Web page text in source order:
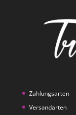
Zahlungsarten
Versandarten